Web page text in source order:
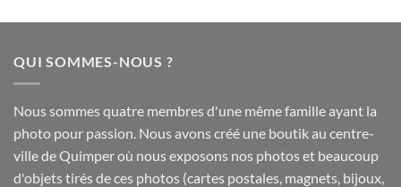
20,00 €
QUI SOMMES-NOUS ?
Nous sommes quatre membres d'une même famille ayant la
photo pour passion. Nous avons créé une boutik au centre-
ville de Quimper où nous exposons nos photos et beaucoup
d'objets tirés de ces photos (cartes postales, magnets, bijoux,